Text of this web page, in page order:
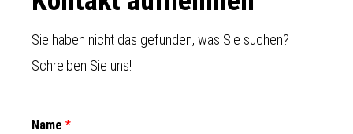
Sie haben nicht das gefunden, was Sie suchen?
Schreiben Sie uns!
Name *